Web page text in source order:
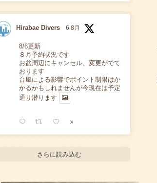
Hirabae Divers 6 8月
8/6更新
８月予約状況です
お盆周辺にキャンセル、変更がでて
おります
台風による影響でポイント制限はか
かるかもしれませんが今現在は予定
通り潜ります
X
さらに読み込む